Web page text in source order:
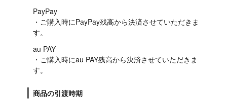
PayPay
・ご購入時にPayPay残高から決済させていただきま
す。
au PAY
・ご購入時にau PAY残高から決済させていただきま
す。
商品の引渡時期